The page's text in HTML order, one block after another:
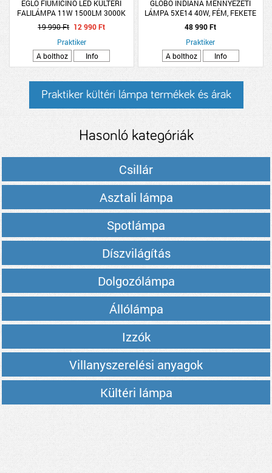
EGLO FIUMICINO LED KÜLTÉRI
FALILÁMPA 11W 1500LM 3000K
IP44 FEKETE/FEHÉR
19 990 Ft 12 990 Ft
Praktiker
A bolthoz
Info
GLOBO INDIANA MENNYEZETI
LÁMPA 5XE14 40W, FÉM, FEKETE
RÉZ/FÜST SZÍNŰ ÜVEG,
61,4X36X21CM, IP20
48 990 Ft
Praktiker
A bolthoz
Info
Praktiker kültéri lámpa termékek és árak
Hasonló kategóriák
Csillár
Asztali lámpa
Spotlámpa
Díszvilágítás
Dolgozólámpa
Állólámpa
Izzók
Villanyszerelési anyagok
Kültéri lámpa